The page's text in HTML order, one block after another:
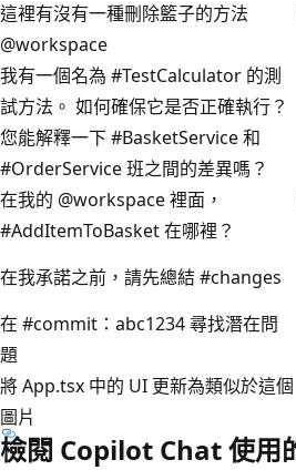
這裡有沒有一種刪除籃子的方法
@workspace
我有一個名為 #TestCalculator 的測
試方法。 如何確保它是否正確執行？
您能解釋一下 #BasketService 和
#OrderService 班之間的差異嗎？
在我的 @workspace 裡面，
#AddItemToBasket 在哪裡？
在我承諾之前，請先總結 #changes
在 #commit：abc1234 尋找潛在問
題
將 App.tsx 中的 UI 更新為類似於這個
圖片
檢閱 Copilot Chat 使用